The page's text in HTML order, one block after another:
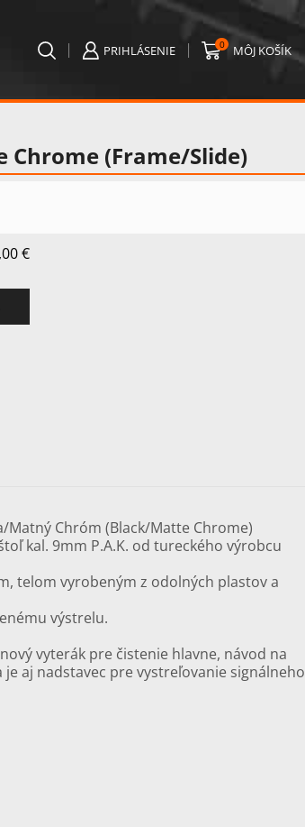
PRIHLÁSENIE 0 MÔJ KOŠÍK
Chrome (Frame/Slide)
€
Matný Chróm (Black/Matte Chrome)
kal. 9mm P.A.K. od tureckého výrobcu
telom vyrobeným z odolných plastov a
výstrelu.
vyterák pre čistenie hlavne, návod na
aj nadstavec pre vystreľovanie signálneho